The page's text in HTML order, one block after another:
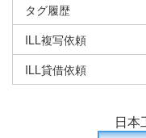
タグ履歴
ILL複写依頼
ILL貸借依頼
日本